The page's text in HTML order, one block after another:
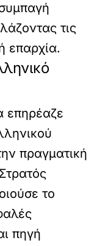
τις
επαρχία.
επηρέαζε
πραγματική
το
πηγή